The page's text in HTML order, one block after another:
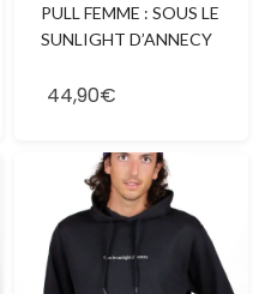
PULL FEMME : SOUS LE
SUNLIGHT D’ANNECY
44,90€